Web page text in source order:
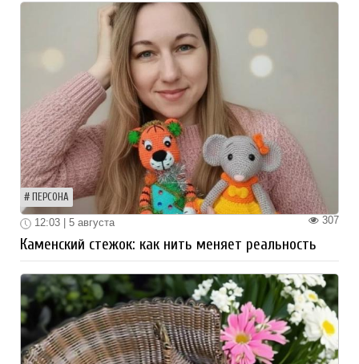
ПЕРСОНА
307
12:03 | 5 августа
Каменский стежок: как нить меняет реальность